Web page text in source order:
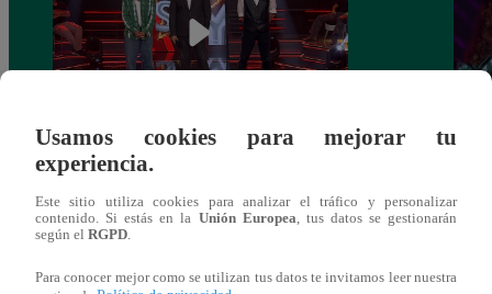
Yo Soy GRANDES BATALLAS: ¡El
mantuvo su silla de consagrado!
Usamos cookies para mejorar tu
experiencia.
Este sitio utiliza cookies para analizar el tráfico y personalizar
contenido. Si estás en la Unión Europea, tus datos se gestionarán
según el RGPD.
Para conocer mejor como se utilizan tus datos te invitamos leer nuestra